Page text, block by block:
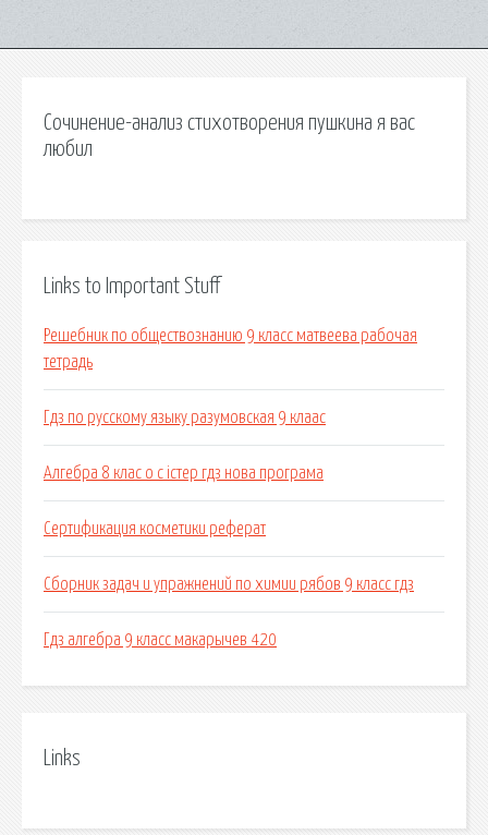
Сочинение-анализ стихотворения пушкина я вас
любил
Links to Important Stuff
Решебник по обществознанию 9 класс матвеева рабочая
тетрадь
Гдз по русскому языку разумовская 9 клаас
Алгебра 8 клас о с істер гдз нова програма
Сертификация косметики реферат
Сборник задач и упражнений по химии рябов 9 класс гдз
Гдз алгебра 9 класс макарычев 420
Links